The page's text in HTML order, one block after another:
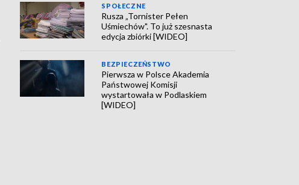
SPOŁECZNE
Rusza „Tornister Pełen
Uśmiechów". To już szesnasta
edycja zbiórki [WIDEO]
BEZPIECZEŃSTWO
Pierwsza w Polsce Akademia
Państwowej Komisji
wystartowała w Podlaskiem
[WIDEO]